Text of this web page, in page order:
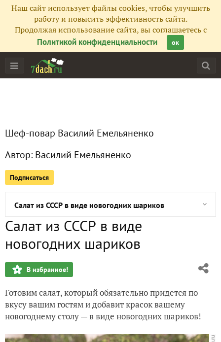
Наш сайт использует файлы cookies, чтобы улучшить
работу и повысить эффективность сайта.
Продолжая использование сайта, вы соглашаетесь с
Политикой конфиденциальности
ок
Шеф-повар Василий Емельяненко
Автор: Василий Емельяненко
Подписаться
Подписчики 97
Все публикации
Сейчас обсуждают
Котлеты из фарша с золотой начинкой съедаются
Самый воздушный паштет из куриной печени
Теперь гречка вам не надоест! Котлеты из гречки!
Салат из СССР в виде новогодних шариков
Овсяная каша с сосисками. Вкусный завтрак
Боярские щи. Два вида мяса
Чечевичный суп за 15 минут
Гороховая каша со вкусом. Постный рецепт
Салат из СССР в виде
новогодних шариков
В избранное!
Готовим салат, который обязательно придется по
вкусу вашим гостям и добавит красок вашему
новогоднему столу — в виде новогодних шариков!